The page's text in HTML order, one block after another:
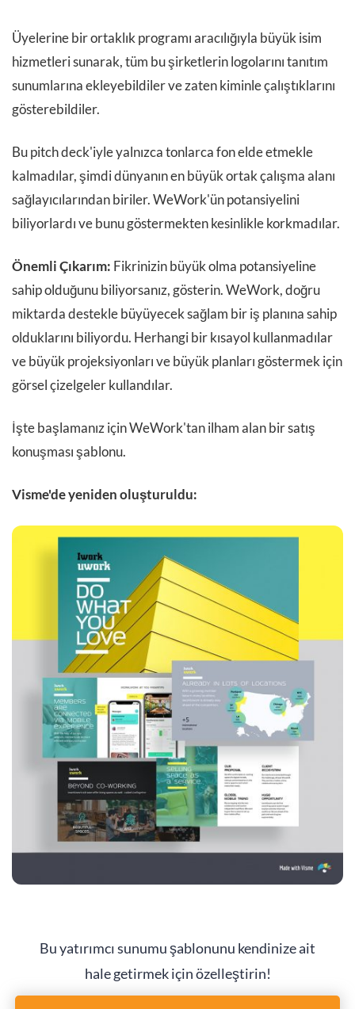
Üyelerine bir ortaklık programı aracılığıyla büyük isim
hizmetleri sunarak, tüm bu şirketlerin logolarını tanıtım
sunumlarına ekleyebildiler ve zaten kiminle çalıştıklarını
gösterebildiler.
Bu pitch deck'iyle yalnızca tonlarca fon elde etmekle
kalmadılar, şimdi dünyanın en büyük ortak çalışma alanı
sağlayıcılarından biriler. WeWork'ün potansiyelini
biliyorlardı ve bunu göstermekten kesinlikle korkmadılar.
Önemli Çıkarım: Fikrinizin büyük olma potansiyeline
sahip olduğunu biliyorsanız, gösterin. WeWork, doğru
miktarda destekle büyüyecek sağlam bir iş planına sahip
olduklarını biliyordu. Herhangi bir kısayol kullanmadılar
ve büyük projeksiyonları ve büyük planları göstermek için
görsel çizelgeler kullandılar.
İşte başlamanız için WeWork'tan ilham alan bir satış
konuşması şablonu.
Visme'de yeniden oluşturuldu:
Bu yatırımcı sunumu şablonunu kendinize ait
hale getirmek için özelleştirin!